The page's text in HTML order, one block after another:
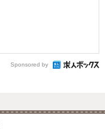
Sponsored by